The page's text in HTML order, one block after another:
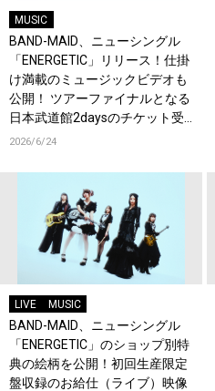
MUSIC
BAND-MAID、ニューシングル
「ENERGETIC」リリース！仕掛
け満載のミュージックビデオも
公開！ ツアーファイナルとなる
日本武道館2daysのチケット受
付もスタート！
2026/6/24
LIVE MUSIC
BAND-MAID、ニューシングル
「ENERGETIC」のショップ別特
典の絵柄を公開！初回生産限定
盤収録のお給仕（ライブ）映像